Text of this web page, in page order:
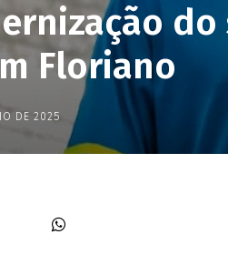
do
Floriano
DE 2025